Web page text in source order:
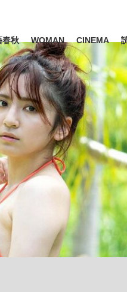
ビジネス イ
「90%は失敗する。でも…」
日本生まれの
春秋 WOMAN CINEMA
ワード入力
岡毅 #城彰二 #内田有紀